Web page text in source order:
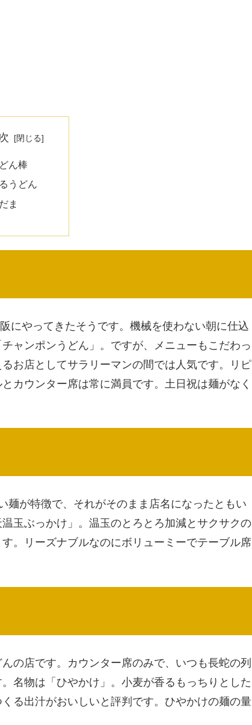
ん棒
うどん
ま
にやってきたそうです。機械を使わない朝に仕込
ャンポンうどん」。ですが、メニューもこだわっ
お店としてサラリーマンの間では人気です。リピ
カウンター席は常に満員です。土日祝は麺がなく
麺が特徴で、それがそのまま店名になったともい
玉ぶっかけ」。温玉のとろとろ加減とサクサクの
。リーズナブルなのにボリューミーでテーブル席
の店です。カウンター席のみで、いつも長蛇の列
名物は「ひやかけ」。小麦が香るもっちりとした
る出汁がおいしいと評判です。ひやかけの麺の量